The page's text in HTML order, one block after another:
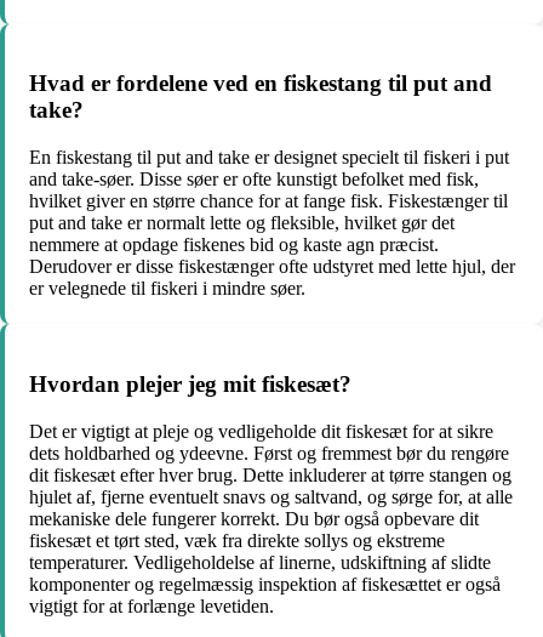
Hvad er fordelene ved en fiskestang til put and
take?
En fiskestang til put and take er designet specielt til fiskeri i put
and take-søer. Disse søer er ofte kunstigt befolket med fisk,
hvilket giver en større chance for at fange fisk. Fiskestænger til
put and take er normalt lette og fleksible, hvilket gør det
nemmere at opdage fiskenes bid og kaste agn præcist.
Derudover er disse fiskestænger ofte udstyret med lette hjul, der
er velegnede til fiskeri i mindre søer.
Hvordan plejer jeg mit fiskesæt?
Det er vigtigt at pleje og vedligeholde dit fiskesæt for at sikre
dets holdbarhed og ydeevne. Først og fremmest bør du rengøre
dit fiskesæt efter hver brug. Dette inkluderer at tørre stangen og
hjulet af, fjerne eventuelt snavs og saltvand, og sørge for, at alle
mekaniske dele fungerer korrekt. Du bør også opbevare dit
fiskesæt et tørt sted, væk fra direkte sollys og ekstreme
temperaturer. Vedligeholdelse af linerne, udskiftning af slidte
komponenter og regelmæssig inspektion af fiskesættet er også
vigtigt for at forlænge levetiden.